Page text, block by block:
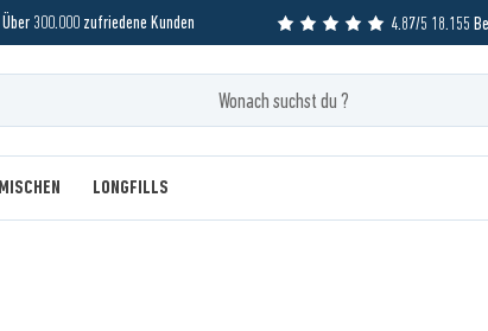
Über 300.000 zufriedene Kunden 4.87/5 18.155
LONGFILLS